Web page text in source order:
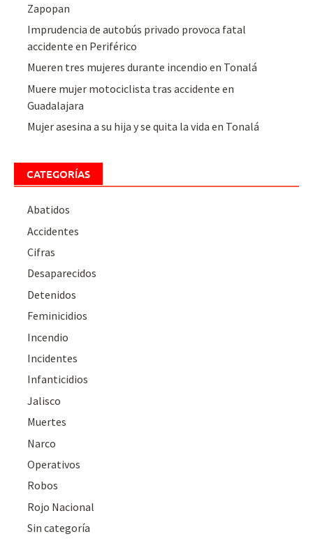
Zapopan
Imprudencia de autobús privado provoca fatal
accidente en Periférico
Mueren tres mujeres durante incendio en Tonalá
Muere mujer motociclista tras accidente en
Guadalajara
Mujer asesina a su hija y se quita la vida en Tonalá
CATEGORÍAS
Abatidos
Accidentes
Cifras
Desaparecidos
Detenidos
Feminicidios
Incendio
Incidentes
Infanticidios
Jalisco
Muertes
Narco
Operativos
Robos
Rojo Nacional
Sin categoría